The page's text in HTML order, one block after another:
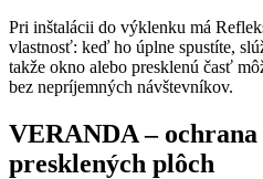
Pri inštalácii do výklenku má
vlastnosť: keď ho úplne spustíte,
takže okno alebo presklenú časť
bez nepríjemných návštevníkov.
VERANDA –
presklených plôch